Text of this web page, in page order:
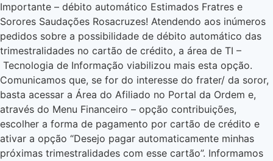
Importante – débito automático Estimados Fratres e
Sorores Saudações Rosacruzes! Atendendo aos inúmeros
pedidos sobre a possibilidade de débito automático das
trimestralidades no cartão de crédito, a área de TI –
Tecnologia de Informação viabilizou mais esta opção.
Comunicamos que, se for do interesse do frater/ da soror,
basta acessar a Área do Afiliado no Portal da Ordem e,
através do Menu Financeiro – opção contribuições,
escolher a forma de pagamento por cartão de crédito e
ativar a opção “Desejo pagar automaticamente minhas
próximas trimestralidades com esse cartão”. Informamos